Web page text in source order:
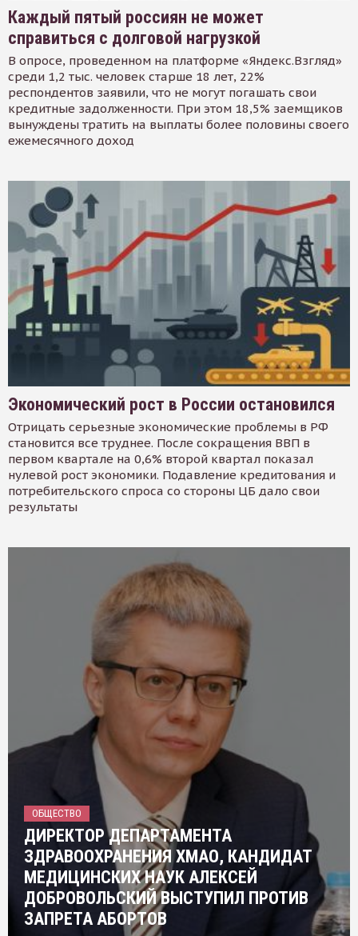
Каждый пятый россиян не может
справиться с долговой нагрузкой
В опросе, проведенном на платформе «Яндекс.Взгляд»
среди 1,2 тыс. человек старше 18 лет, 22%
респондентов заявили, что не могут погашать свои
кредитные задолженности. При этом 18,5% заемщиков
вынуждены тратить на выплаты более половины своего
ежемесячного доход
Экономический рост в России остановился
Отрицать серьезные экономические проблемы в РФ
становится все труднее. После сокращения ВВП в
первом квартале на 0,6% второй квартал показал
нулевой рост экономики. Подавление кредитования и
потребительского спроса со стороны ЦБ дало свои
результаты
ОБЩЕСТВО
ДИРЕКТОР ДЕПАРТАМЕНТА
ЗДРАВООХРАНЕНИЯ ХМАО, КАНДИДАТ
МЕДИЦИНСКИХ НАУК АЛЕКСЕЙ
ДОБРОВОЛЬСКИЙ ВЫСТУПИЛ ПРОТИВ
ЗАПРЕТА АБОРТОВ